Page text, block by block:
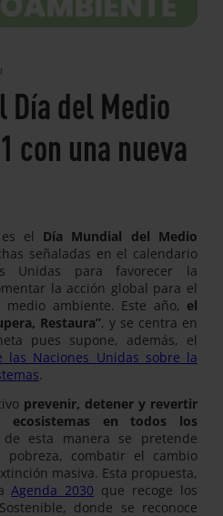
Día del Medio
con una nueva
el Día Mundial del Medio
señaladas en el calendario
Unidas para favorecer la
la acción global para el
ambiente. Este año, el
Restaura”, y se centra en
pues supone, además, el
las Naciones Unidas sobre la
.
prevenir, detener y revertir
ecosistemas en todos los
esta manera se pretende
combatir el cambio
masiva. Esta propuesta,
Agenda 2030 que recoge los
donde se reconoce